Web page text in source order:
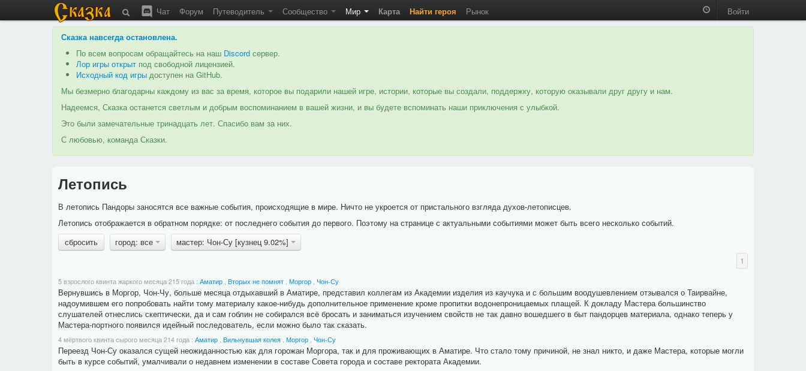
Чат Форум Путеводитель Сообщество Мир Карта Найти героя Рынок Войти
Сказка навсегда остановлена.
По всем вопросам обращайтесь на наш Discord сервер.
Лор игры открыт под свободной лицензией.
Исходный код игры доступен на GitHub.
Мы безмерно благодарны каждому из вас за время, которое вы подарили нашей игре, истории, которые вы создали, поддержку, которую оказывали друг другу и нам.
Надеемся, Сказка останется светлым и добрым воспоминанием в вашей жизни, и вы будете вспоминать наши приключения с улыбкой.
Это были замечательные тринадцать лет. Спасибо вам за них.
С любовью, команда Сказки.
Летопись
В летопись Пандоры заносятся все важные события, происходящие в мире. Ничто не укроется от пристального взгляда духов-летописцев.
Летопись отображается в обратном порядке: от последнего события до первого. Поэтому на странице с актуальными событиями может быть всего несколько событий.
сбросить
город: все
мастер: Чон-Су [кузнец 9.02%]
1
5 взрослого квинта жаркого месяца 215 года : Аматир, Вторых не помнят, Моргор, Чон-Су
Вернувшись в Моргор, Чон-Чу, больше месяца отдыхавший в Аматире, представил коллегам из Академии изделия из каучука и с большим воодушевлением отзывался о Таирвайне,
надоумившем его попробовать найти тому материалу какое-нибудь дополнительное применение кроме пропитки водонепроницаемых плащей. К докладу Мастера большинство
слушателей отнеслись скептически, да и сам гоблин не собирался всё бросать и заниматься изучением свойств не так давно вошедшего в быт пандорцев материала, однако теперь у
Мастера-портного появился идейный последователь, если можно было так сказать.
4 мёртвого квинта сырого месяца 214 года : Аматир, Вильнувшая колея, Моргор, Чон-Су
Переезд Чон-Су оказался сущей неожиданностью как для горожан Моргора, так и для проживающих в Аматире. Что стало тому причиной, не знал никто, и даже Мастера, которые могли
быть в курсе событий, умалчивали о недавнем изменении в составе Совета города и составе ректората Академии.